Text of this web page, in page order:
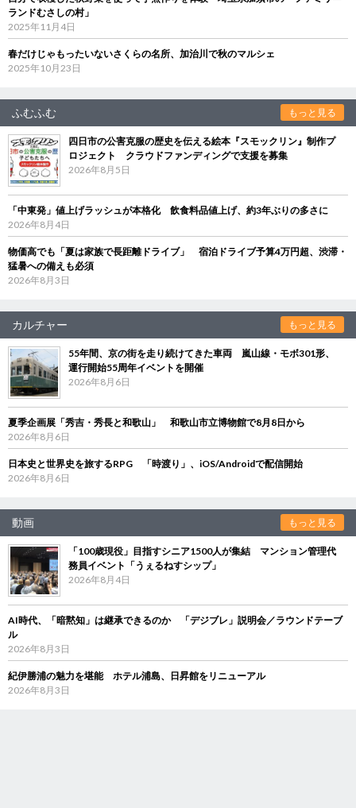
ランドむさしの村」
2025年11月4日
春だけじゃもったいないさくらの名所、加治川で秋のマルシェ
2025年10月23日
ふむふむ もっと見る
四日市の公害克服の歴史を伝える絵本『スモックリン』制作プ
ロジェクト クラウドファンディングで支援を募集
2026年8月5日
「中東発」値上げラッシュが本格化 飲食料品値上げ、約3年ぶりの多さに
2026年8月4日
物価高でも「夏は家族で長距離ドライブ」 宿泊ドライブ予算4万円超、渋滞・
猛暑への備えも必須
2026年8月3日
カルチャー もっと見る
55年間、京の街を走り続けてきた車両 嵐山線・モボ301形、
運行開始55周年イベントを開催
2026年8月6日
夏季企画展「秀吉・秀長と和歌山」 和歌山市立博物館で8月8日から
2026年8月6日
日本史と世界史を旅するRPG 「時渡り」、iOS/Androidで配信開始
2026年8月6日
動画 もっと見る
「100歳現役」目指すシニア1500人が集結 マンション管理代
務員イベント「うぇるねすシップ」
2026年8月4日
AI時代、「暗黙知」は継承できるのか 「デジブレ」説明会／ラウンドテーブ
ル
2026年8月3日
紀伊勝浦の魅力を堪能 ホテル浦島、日昇館をリニューアル
2026年8月3日